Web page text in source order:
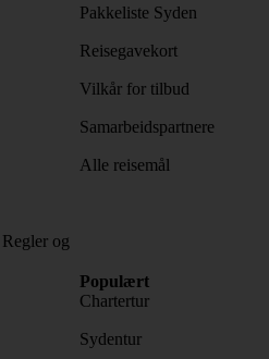
og
Pakkeliste Syden
Reisegavekort
Vilkår for tilbud
Samarbeidspartnere
Alle reisemål
Populært
Chartertur
Sydentur